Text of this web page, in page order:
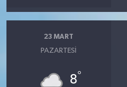
23 MART
PAZARTESI
8°